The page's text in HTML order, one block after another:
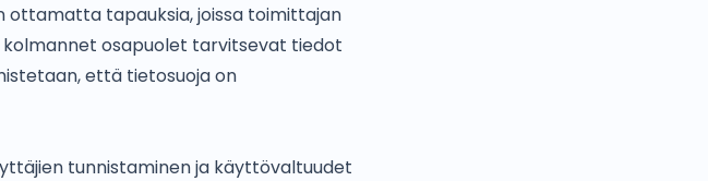
ottamatta tapauksia, joissa toimittajan
kolmannet osapuolet tarvitsevat tiedot
että tietosuoja on
tunnistaminen ja käyttövaltuudet